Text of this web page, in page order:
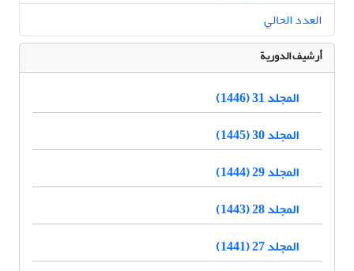
العدد الحالي
أرشيف الدورية
المجلد 31 (1446)
المجلد 30 (1445)
المجلد 29 (1444)
المجلد 28 (1443)
المجلد 27 (1441)